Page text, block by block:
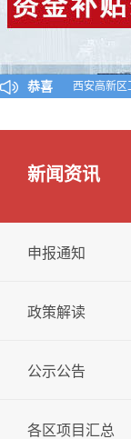
恭喜
西安高新区
对陕西省认
新闻资讯
申报通知
政策解读
公示公告
各区项目汇总